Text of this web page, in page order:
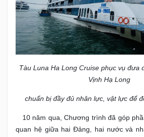
Tàu Luna Ha Long Cruise phục vụ đưa
Vịnh Hạ Long
chuẩn bị đầy đủ nhân lực, vật lực để
10 năm qua, Chương trình đã góp
quan hệ giữa hai Đảng, hai nước và